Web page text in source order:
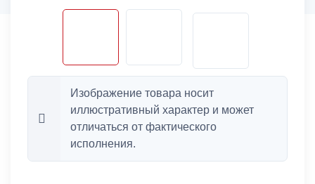
Изображение товара носит
иллюстративный характер и может
отличаться от фактического
исполнения.